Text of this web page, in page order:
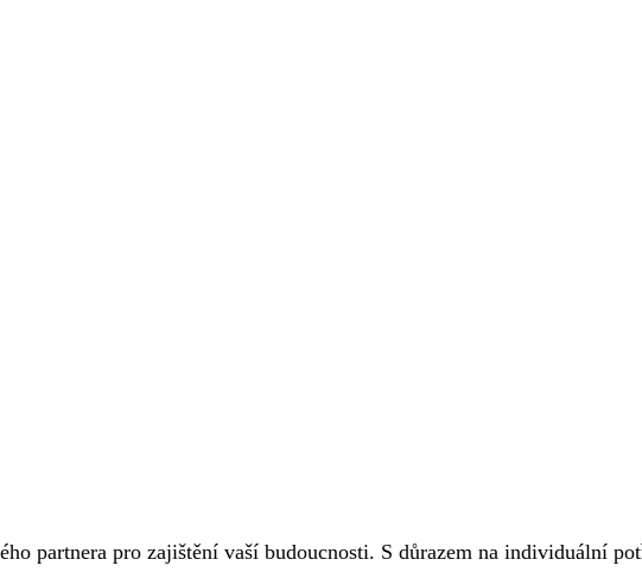
partnera pro zajištění vaší budoucnosti. S důrazem na individuální